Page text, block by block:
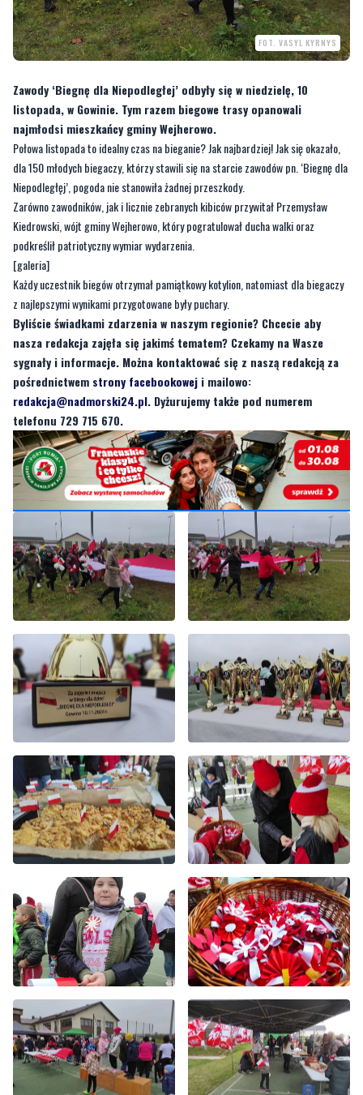
Zawody ‘Biegnę dla Niepodległej’ odbyły się w niedzielę, 10
listopada, w Gowinie. Tym razem biegowe trasy opanowali
Połowa listopada to idealny czas na bieganie? Jak najbardziej! Jak się okazało,
dla 150 młodych biegaczy, którzy stawili się na starcie zawodów pn. ‘Biegnę dla
Niepodległęj’, pogoda nie stanowiła żadnej przeszkody.
Zarówno zawodników, jak i licznie zebranych kibiców przywitał Przemysław
Kiedrowski, wójt gminy Wejherowo, który pogratulował ducha walki oraz
podkreślił patriotyczny wymiar wydarzenia.
[galeria]
Każdy uczestnik biegów otrzymał pamiątkowy kotylion, natomiast dla biegaczy
z najlepszymi wynikami przygotowane były puchary.
Byliście świadkami zdarzenia w naszym regionie? Chcecie aby
nasza redakcja zajęła się jakimś tematem? Czekamy na Wasze
sygnały i informacje. Można kontaktować się z naszą redakcją za
pośrednictwemstrony facebookoweji mailowo:
redakcja@nadmorski24.pl. Dyżurujemy także pod numerem
telefonu 729 715 670.